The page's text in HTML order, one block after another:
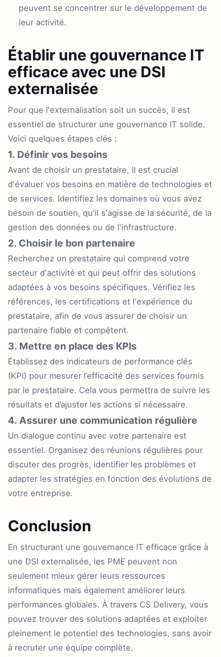
peuvent se concentrer sur le développement de
leur activité.
Établir une gouvernance IT
efficace avec une DSI
externalisée
Pour que l'externalisation soit un succès, il est
essentiel de structurer une gouvernance IT solide.
Voici quelques étapes clés :
1. Définir vos besoins
Avant de choisir un prestataire, il est crucial
d'évaluer vos besoins en matière de technologies et
de services. Identifiez les domaines où vous avez
besoin de soutien, qu'il s'agisse de la sécurité, de la
gestion des données ou de l'infrastructure.
2. Choisir le bon partenaire
Recherchez un prestataire qui comprend votre
secteur d'activité et qui peut offrir des solutions
adaptées à vos besoins spécifiques. Vérifiez les
références, les certifications et l'expérience du
prestataire, afin de vous assurer de choisir un
partenaire fiable et compétent.
3. Mettre en place des KPIs
Établissez des indicateurs de performance clés
(KPI) pour mesurer l’efficacité des services fournis
par le prestataire. Cela vous permettra de suivre les
résultats et d’ajuster les actions si nécessaire.
4. Assurer une communication régulière
Un dialogue continu avec votre partenaire est
essentiel. Organisez des réunions régulières pour
discuter des progrès, identifier les problèmes et
adapter les stratégies en fonction des évolutions de
votre entreprise.
Conclusion
En structurant une gouvernance IT efficace grâce à
une DSI externalisée, les PME peuvent non
seulement mieux gérer leurs ressources
informatiques mais également améliorer leurs
performances globales. À travers CS Delivery, vous
pouvez trouver des solutions adaptées et exploiter
pleinement le potentiel des technologies, sans avoir
à recruter une équipe complète.